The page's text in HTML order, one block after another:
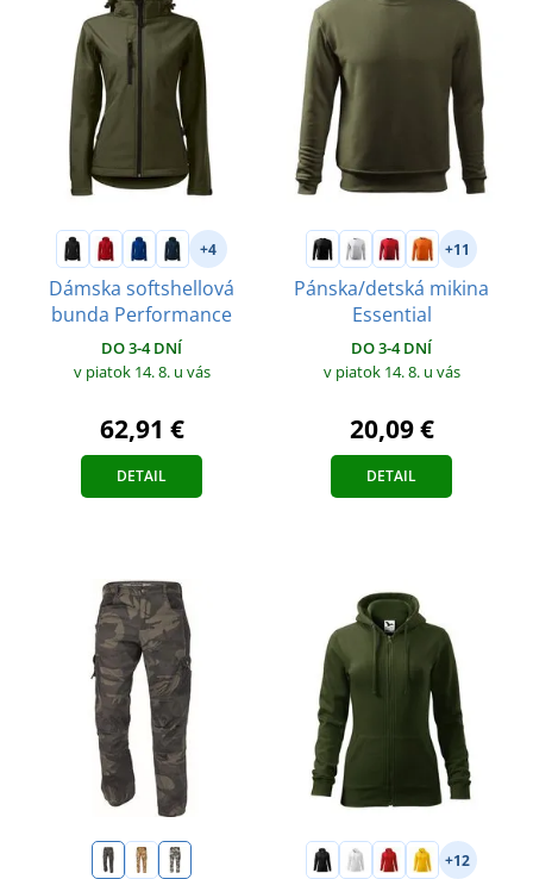
+4
Dámska softshellová
bunda Performance
DO 3-4 DNÍ
v piatok 14. 8. u vás
62,91 €
DETAIL
+11
Pánska/detská mikina
Essential
DO 3-4 DNÍ
v piatok 14. 8. u vás
20,09 €
DETAIL
+12